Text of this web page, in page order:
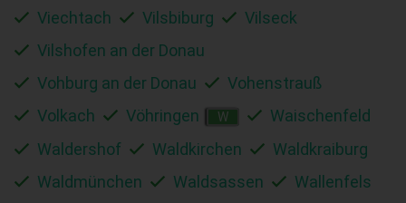
Viechtach
Vilsbiburg
Vilseck
Vilshofen an der Donau
Vohburg an der Donau
Vohenstrauß
Volkach
Vöhringen W
Waischenfeld
Waldershof
Waldkirchen
Waldkraiburg
Waldmünchen
Waldsassen
Wallenfels